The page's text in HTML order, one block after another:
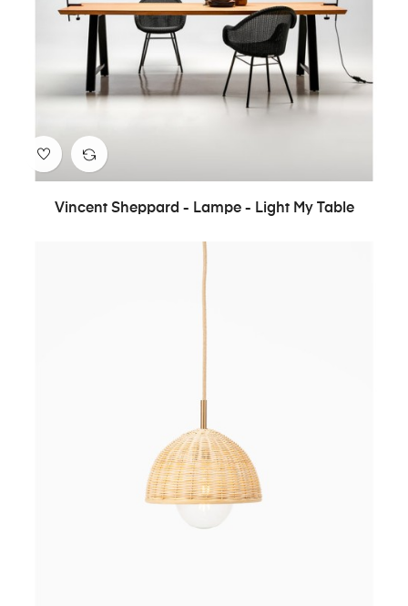
Vincent Sheppard - Lampe - Light My Table